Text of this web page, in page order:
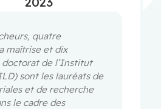
quatre
maîtrise et dix
doctorat de l’Institut
sont les lauréats de
et de recherche
le cadre des